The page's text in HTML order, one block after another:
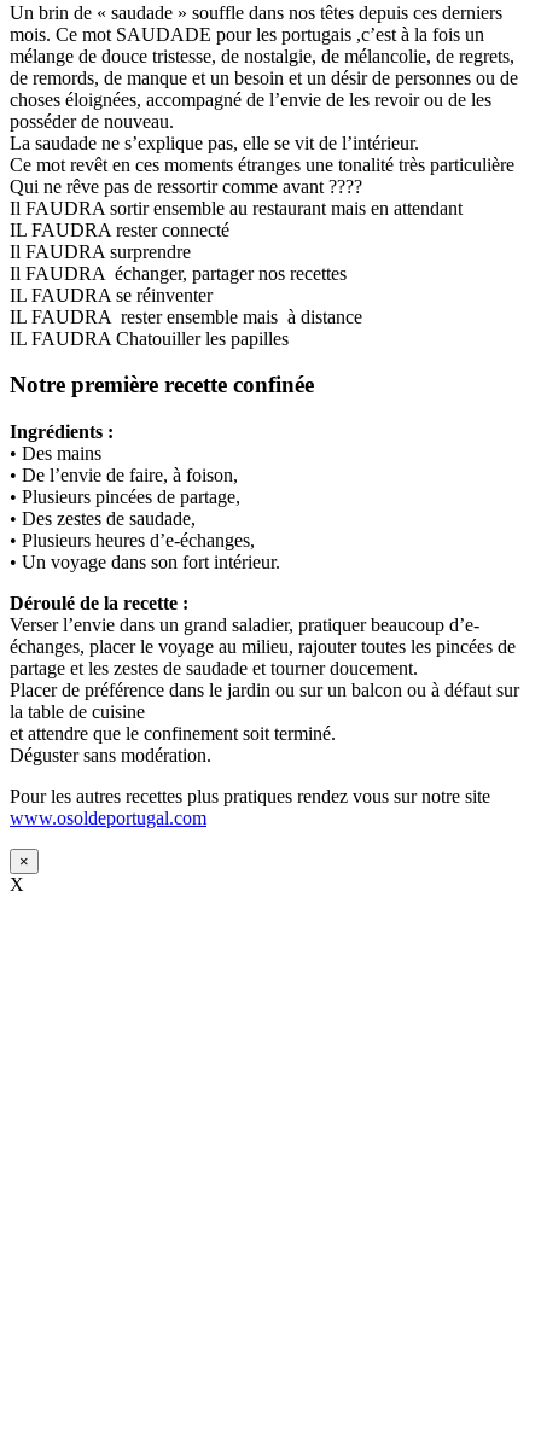
Un brin de « saudade » souffle dans nos têtes depuis ces derniers
mois. Ce mot SAUDADE pour les portugais ,c’est à la fois un
mélange de douce tristesse, de nostalgie, de mélancolie, de regrets,
de remords, de manque et un besoin et un désir de personnes ou de
choses éloignées, accompagné de l’envie de les revoir ou de les
posséder de nouveau.
La saudade ne s’explique pas, elle se vit de l’intérieur.
Ce mot revêt en ces moments étranges une tonalité très particulière
Qui ne rêve pas de ressortir comme avant ????
Il FAUDRA sortir ensemble au restaurant mais en attendant
IL FAUDRA rester connecté
Il FAUDRA surprendre
Il FAUDRA échanger, partager nos recettes
IL FAUDRA se réinventer
IL FAUDRA rester ensemble mais à distance
IL FAUDRA Chatouiller les papilles
Notre première recette confinée
Ingrédients :
• Des mains
• De l’envie de faire, à foison,
• Plusieurs pincées de partage,
• Des zestes de saudade,
• Plusieurs heures d’e-échanges,
• Un voyage dans son fort intérieur.
Déroulé de la recette :
Verser l’envie dans un grand saladier, pratiquer beaucoup d’e-
échanges, placer le voyage au milieu, rajouter toutes les pincées de
partage et les zestes de saudade et tourner doucement.
Placer de préférence dans le jardin ou sur un balcon ou à défaut sur
la table de cuisine
et attendre que le confinement soit terminé.
Déguster sans modération.
Pour les autres recettes plus pratiques rendez vous sur notre site
www.osoldeportugal.com
×
X